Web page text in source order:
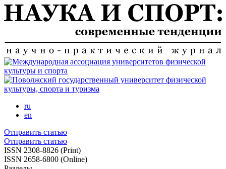
Перейти
к
ru
en
Отправить статью
Отправить статью
ISSN 2308-8826 (Print)
ISSN 2658-6800 (Online)